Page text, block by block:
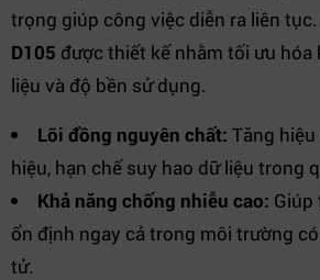
trọng giúp công việc diễn ra liên tục.
D105 được thiết kế nhằm tối ưu
liệu và độ bền sử dụng.
Lõi đồng nguyên chất: Tăng
hiệu, hạn chế suy hao dữ liệu trong
Khả năng chống nhiễu cao: Giúp
ổn định ngay cả trong môi trường
tử.